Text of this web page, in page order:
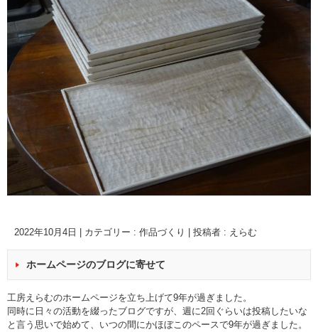
2022年10月4日 カテゴリー : 作品づくり 投稿者 : えらむ
ホームページのブログに寄せて
工房えらむのホームページを立ち上げて9年が過ぎました。
同時に日々の活動を綴ったブログですが、週に2回ぐらいは投稿したいな
と言う思いで始めて、いつの間にかほぼこのペースで9年が過ぎました。